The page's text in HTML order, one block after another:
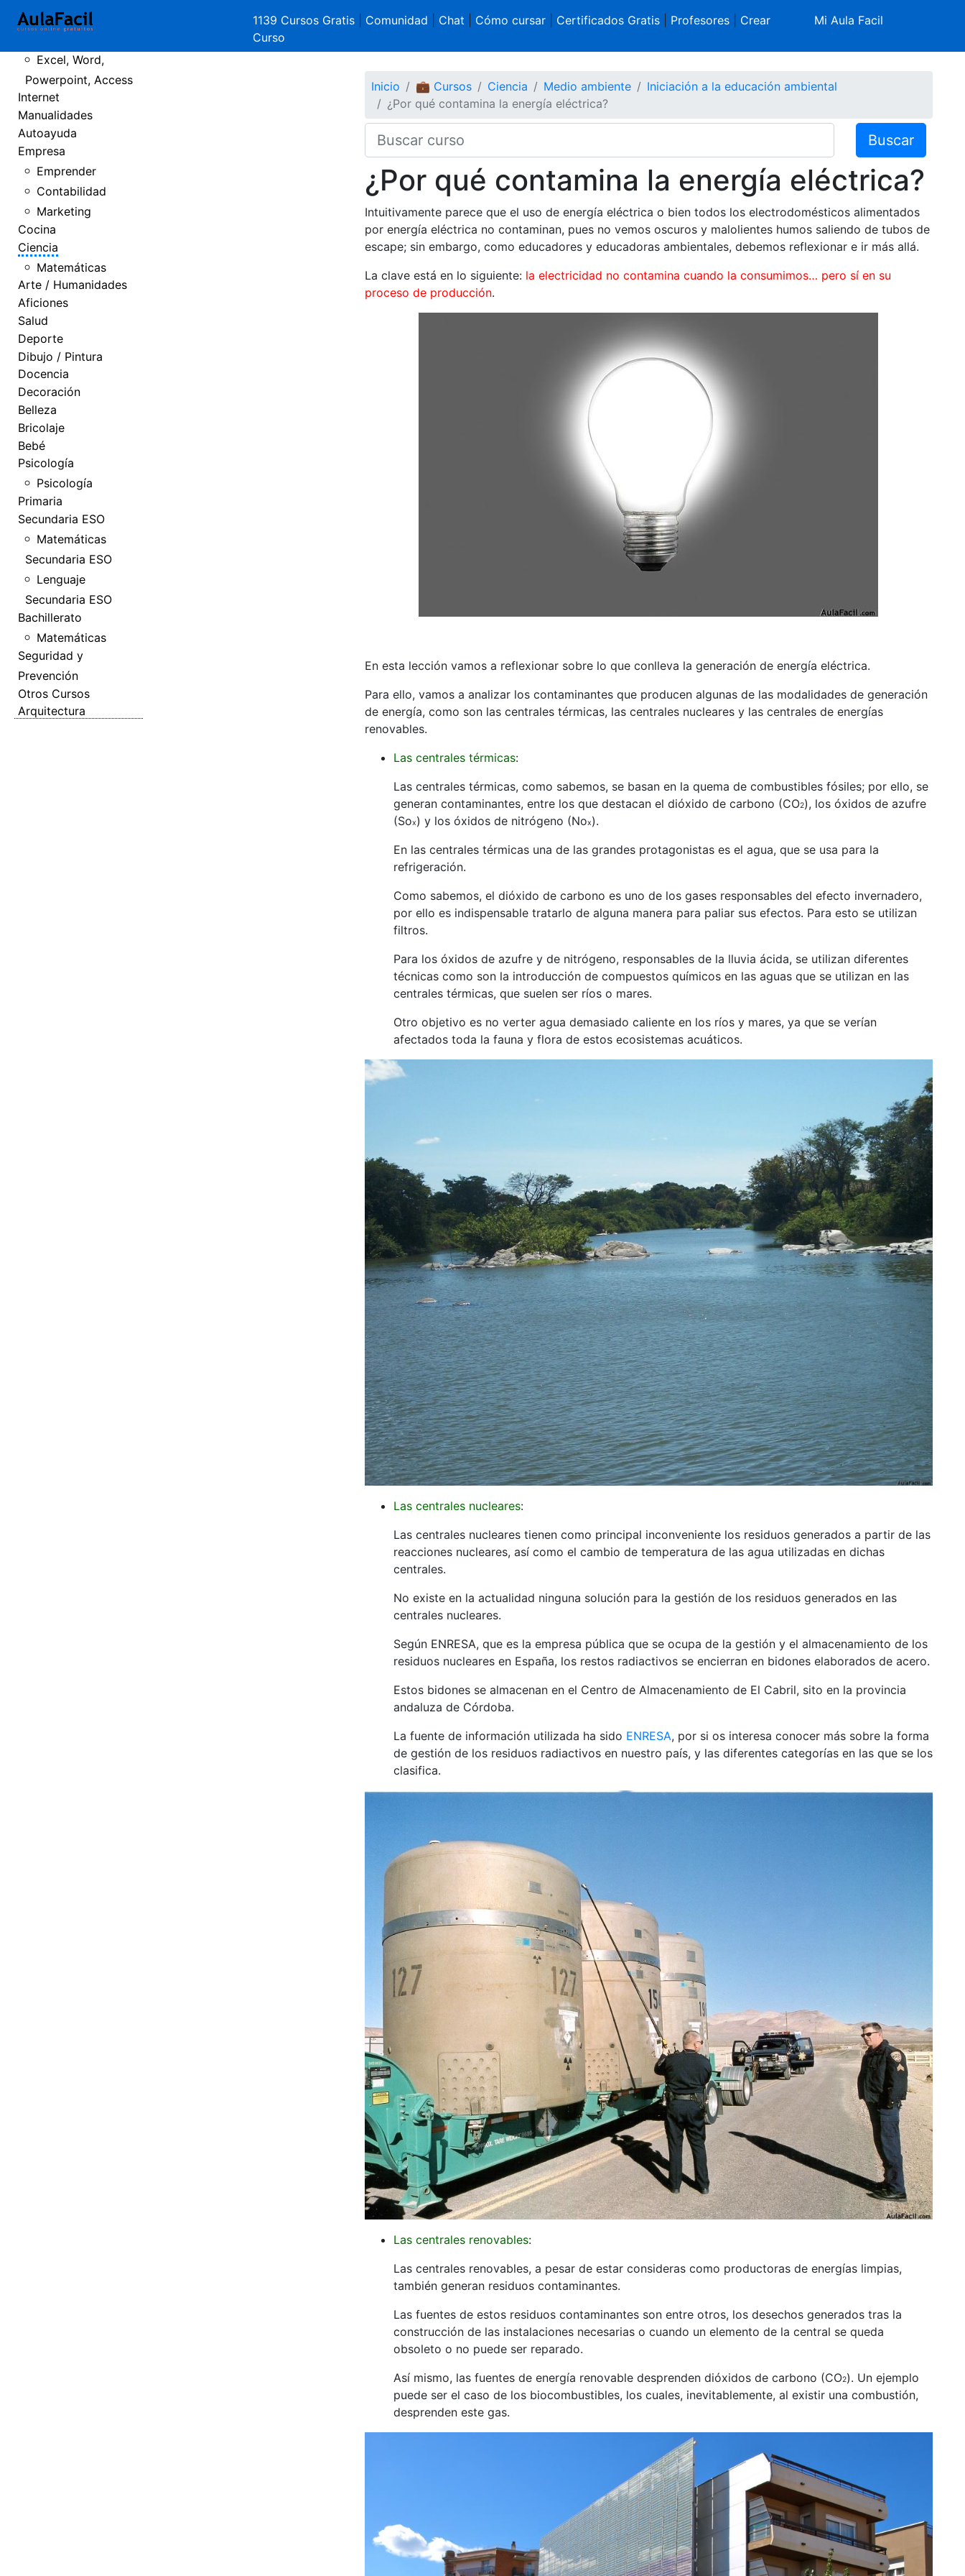
1139 Cursos Gratis Comunidad Chat Cómo cursar| Certificados Gratis| Profesores| Crear
Curso
Mi Aula Facil
Crear Páginas
Excel, Word,
Powerpoint, Access
Internet
Manualidades
Autoayuda
Empresa
Emprender
Contabilidad
Marketing
Cocina
Ciencia
Matemáticas
Arte / Humanidades
Aficiones
Salud
Deporte
Dibujo / Pintura
Docencia
Decoración
Belleza
Bricolaje
Bebé
Psicología
Psicología
Primaria
Secundaria ESO
Matemáticas
Secundaria ESO
Lenguaje
Secundaria ESO
Bachillerato
Matemáticas
Seguridad y
Prevención
Otros Cursos
Arquitectura
Inicio 💼 Cursos Ciencia Medio ambiente
Iniciación a la educación ambiental
¿Por qué contamina la energía eléctrica?
Buscar
¿Por qué contamina la energía eléctrica?
Intuitivamente parece que el uso de energía eléctrica o bien todos los electrodomésticos alimentados
por energía eléctrica no contaminan, pues no vemos oscuros y malolientes humos saliendo de tubos de
escape; sin embargo, como educadores y educadoras ambientales, debemos reflexionar e ir más allá.
La clave está en lo siguiente: la electricidad no contamina cuando la consumimos… pero sí en su
proceso de producción.
En esta lección vamos a reflexionar sobre lo que conlleva la generación de energía eléctrica.
Para ello, vamos a analizar los contaminantes que producen algunas de las modalidades de generación
de energía, como son las centrales térmicas, las centrales nucleares y las centrales de energías
renovables.
Las centrales térmicas:
Las centrales térmicas, como sabemos, se basan en la quema de combustibles fósiles; por ello, se
generan contaminantes, entre los que destacan el dióxido de carbono (CO2), los óxidos de azufre
(Sox) y los óxidos de nitrógeno (Nox).
En las centrales térmicas una de las grandes protagonistas es el agua, que se usa para la
refrigeración.
Como sabemos, el dióxido de carbono es uno de los gases responsables del efecto invernadero,
por ello es indispensable tratarlo de alguna manera para paliar sus efectos. Para esto se utilizan
filtros.
Para los óxidos de azufre y de nitrógeno, responsables de la lluvia ácida, se utilizan diferentes
técnicas como son la introducción de compuestos químicos en las aguas que se utilizan en las
centrales térmicas, que suelen ser ríos o mares.
Otro objetivo es no verter agua demasiado caliente en los ríos y mares, ya que se verían
afectados toda la fauna y flora de estos ecosistemas acuáticos.
Las centrales nucleares:
Las centrales nucleares tienen como principal inconveniente los residuos generados a partir de las
reacciones nucleares, así como el cambio de temperatura de las agua utilizadas en dichas
centrales.
No existe en la actualidad ninguna solución para la gestión de los residuos generados en las
centrales nucleares.
Según ENRESA, que es la empresa pública que se ocupa de la gestión y el almacenamiento de los
residuos nucleares en España, los restos radiactivos se encierran en bidones elaborados de acero.
Estos bidones se almacenan en el Centro de Almacenamiento de El Cabril, sito en la provincia
andaluza de Córdoba.
La fuente de información utilizada ha sido ENRESA, por si os interesa conocer más sobre la forma
de gestión de los residuos radiactivos en nuestro país, y las diferentes categorías en las que se los
clasifica.
Las centrales renovables:
Las centrales renovables, a pesar de estar consideras como productoras de energías limpias,
también generan residuos contaminantes.
Las fuentes de estos residuos contaminantes son entre otros, los desechos generados tras la
construcción de las instalaciones necesarias o cuando un elemento de la central se queda
obsoleto o no puede ser reparado.
Así mismo, las fuentes de energía renovable desprenden dióxidos de carbono (CO2). Un ejemplo
puede ser el caso de los biocombustibles, los cuales, inevitablemente, al existir una combustión,
desprenden este gas.